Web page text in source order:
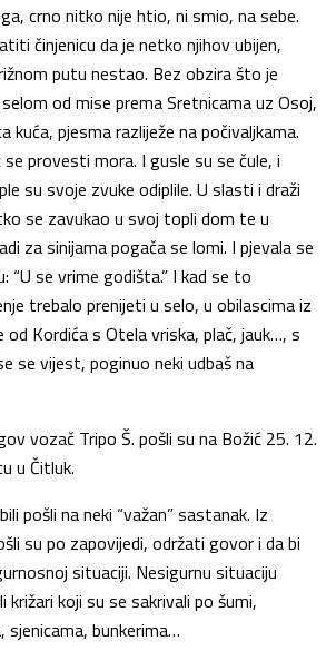
crno nitko nije htio, ni smio, na sebe.
činjenicu da je netko njihov ubijen,
putu nestao. Bez obzira što je
od mise prema Sretnicama uz Osoj,
kuća, pjesma razliježe na počivaljkama.
provesti mora. I gusle su se čule, i
su svoje zvuke odiplile. U slasti i draži
se zavukao u svoj topli dom te u
za sinijama pogača se lomi. I pjevala se
“U se vrime godišta.” I kad se to
trebalo prenijeti u selo, u obilascima iz
od Kordića s Otela vriska, plač, jauk…, s
se vijest, poginuo neki udbaš na
vozač Tripo Š. pošli su na Božić 25. 12.
u Čitluk.
pošli na neki “važan” sastanak. Iz
su po zapovijedi, održati govor i da bi
situaciji. Nesigurnu situaciju
križari koji su se sakrivali po šumi,
sjenicama, bunkerima…